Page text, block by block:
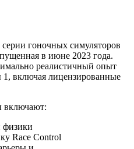
гоночных симуляторов
в июне 2023 года.
реалистичный опыт
включая лицензированные
включают:
физики
Race Control